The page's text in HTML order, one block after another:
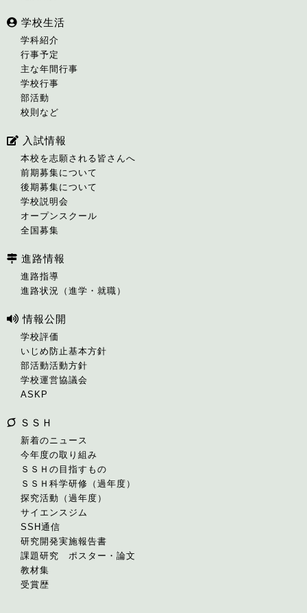
学校生活
学科紹介
行事予定
主な年間行事
学校行事
部活動
校則など
入試情報
本校を志願される皆さんへ
前期募集について
後期募集について
学校説明会
オープンスクール
全国募集
進路情報
進路指導
進路状況（進学・就職）
情報公開
学校評価
いじめ防止基本方針
部活動活動方針
学校運営協議会
ASKP
ＳＳＨ
新着のニュース
今年度の取り組み
ＳＳＨの目指すもの
ＳＳＨ科学研修（過年度）
探究活動（過年度）
サイエンスジム
SSH通信
研究開発実施報告書
課題研究 ポスター・論文
教材集
受賞歴